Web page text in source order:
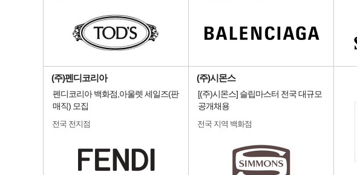
(주)펜디코리아
펜디코리아 백화점,아울렛 세일즈(판
매직) 모집
전국 전지점
(주)시몬스
[(주)시몬스] 슬립마스터 전국 대규모
공개채용
전국 지역 백화점